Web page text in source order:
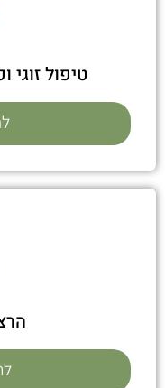
טיפול זוגי